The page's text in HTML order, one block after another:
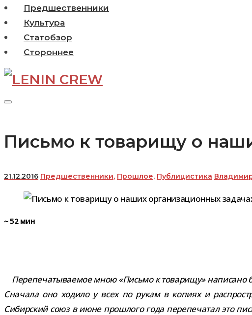
Предшественники
Культура
Статобзор
Стороннее
Письмо к товарищу о
21.12.2016 Предшественники, Прошлое, Публицистика
~52 мин
Перепечатываемое мною «Письмо к това­рищу» напи­сано
Сначала оно ходило у всех по рукам в копиях и
Сибирский союз в июне про­шлого года пере­пе­ча­тал это